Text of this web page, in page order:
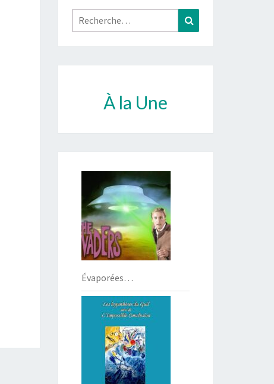
Rechercher :
À la Une
Évaporées…